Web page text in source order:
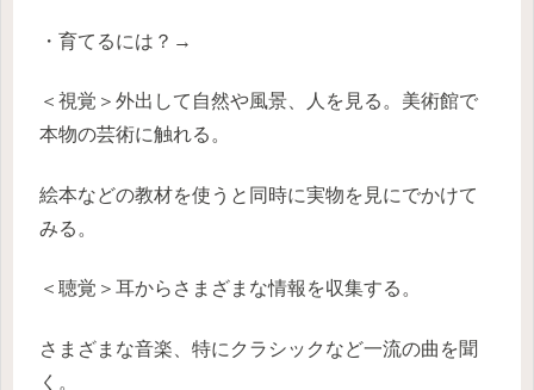
・育てるには？→
＜視覚＞外出して自然や風景、人を見る。美術館で
本物の芸術に触れる。
絵本などの教材を使うと同時に実物を見にでかけて
みる。
＜聴覚＞耳からさまざまな情報を収集する。
さまざまな音楽、特にクラシックなど一流の曲を聞
く。